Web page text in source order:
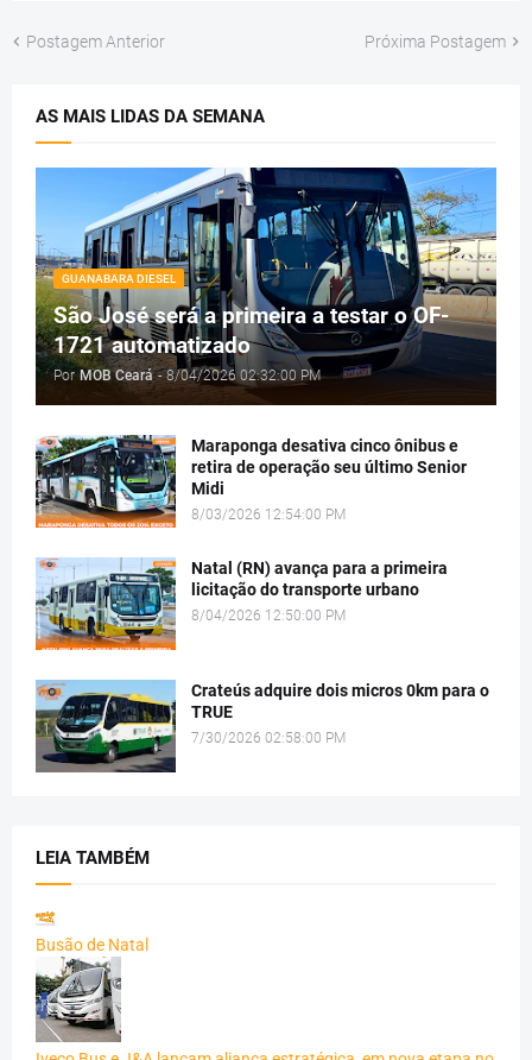
Postagem Anterior Próxima Postagem
AS MAIS LIDAS DA SEMANA
GUANABARA DIESEL
São José será a primeira a testar o OF-
1721 automatizado
Por MOB Ceará - 8/04/2026 02:32:00 PM
Maraponga desativa cinco ônibus e
retira de operação seu último Senior
Midi
8/03/2026 12:54:00 PM
Natal (RN) avança para a primeira
licitação do transporte urbano
8/04/2026 12:50:00 PM
Crateús adquire dois micros 0km para o
TRUE
7/30/2026 02:58:00 PM
LEIA TAMBÉM
Busão de Natal